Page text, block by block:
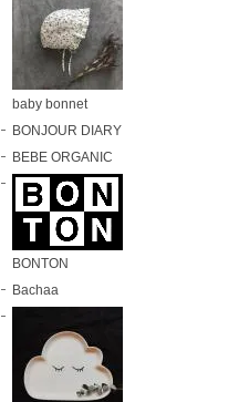
baby bonnet
BONJOUR DIARY
BEBE ORGANIC
BONTON
Bachaa